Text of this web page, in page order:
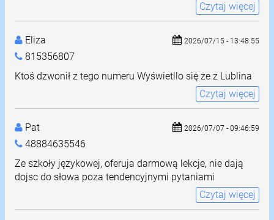
Czytaj więcej
Eliza
815356807
2026/07/15 - 13:48:55
Ktoś dzwonił z tego numeru Wyświetllo się że z Lublina
Czytaj więcej
Pat
48884635546
2026/07/07 - 09:46:59
Ze szkoły językowej, oferuja darmową lekcje, nie dają
dojsc do słowa poza tendencyjnymi pytaniami
Czytaj więcej